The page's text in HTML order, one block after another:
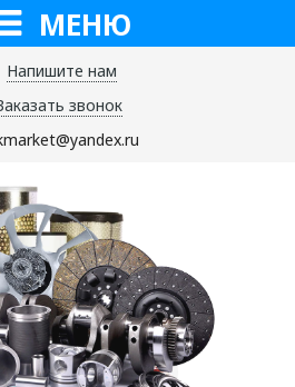
МЕНЮ
Напишите нам
звонок